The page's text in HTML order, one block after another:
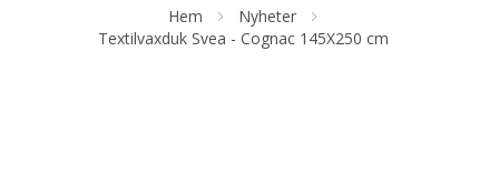
Hem
Nyheter
Textilvaxduk Svea - Cognac 145X250 cm